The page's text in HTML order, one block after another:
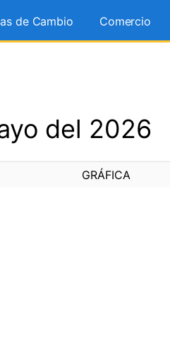
de Cambio Comercio
del 2026
GRÁFICA